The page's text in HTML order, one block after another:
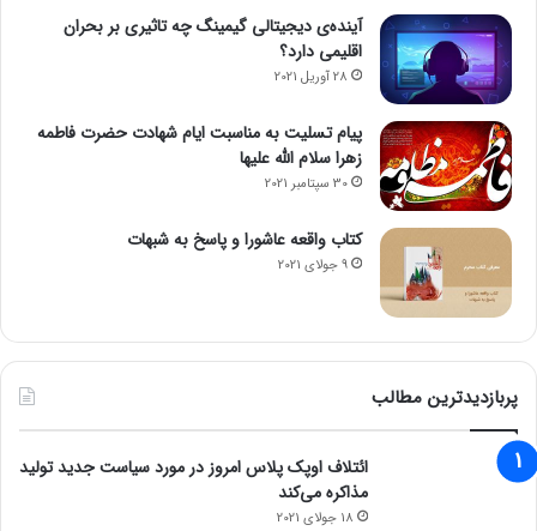
د
آینده‌ی دیجیتالی گیمینگ چه تاثیری بر بحران
اقلیمی دارد؟
28 آوریل 2021
پیام تسلیت به مناسبت ایام شهادت حضرت فاطمه
زهرا سلام الله علیها
30 سپتامبر 2021
کتاب واقعه عاشورا و پاسخ به شبهات
9 جولای 2021
پربازدیدترین مطالب
ائتلاف اوپک پلاس امروز در مورد سیاست جدید تولید
مذاکره می‌کند
18 جولای 2021